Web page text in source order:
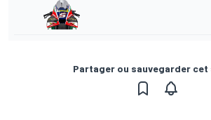
Partager ou sauvegarder